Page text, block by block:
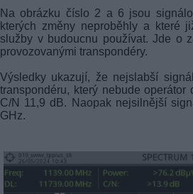
Na obrázku číslo 2 a 6 jsou
kterých změny neproběhly a které
služby v budoucnu používat. Jde o
provozovanými transpondéry.
Výsledky ukazují, že nejslabší
transpondéru, který nebude
C/N 11,9 dB. Naopak nejsilnější
GHz.